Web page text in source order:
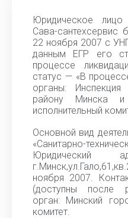
Юридическое лицо
Сава-сантехсервис
22 ноября 2007 с
данным ЕГР его
процессе
статус — «В
органы:
району Минска и
исполнительный
Основной вид
«Санитарно-
Юридический
ноября 2007.
(доступны после
орган: Минский
комитет.